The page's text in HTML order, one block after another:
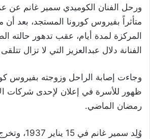
متأثراً بفيروس كورونا المستجد، بعد أن
المركزة لمدة أيام، عقب تدهور حالته
الفنانة دلال عبدالعزيز التي لا تزال
وجاءت إصابة الراحل وزوجته بفيروس
ظهور للأسرة في إعلان لإحدى شركات
رمضان الماضي.
وُلِد سمير غانم